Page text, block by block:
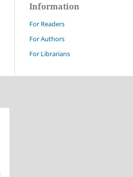
Information
For Readers
For Authors
For Librarians